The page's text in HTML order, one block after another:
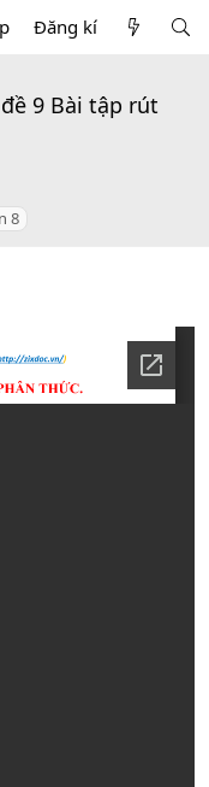
Đăng kí
9 Bài tập rút
8